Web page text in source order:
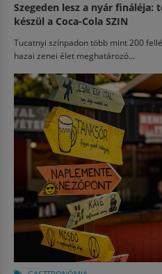
Szegeden lesz a nyár fináléja:
készül a Coca-Cola SZIN
Tucatnyi színpadon több mint 200
hazai zenei élet meghatározó...